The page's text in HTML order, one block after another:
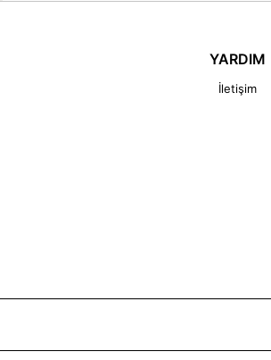
YARDIM
İletişim